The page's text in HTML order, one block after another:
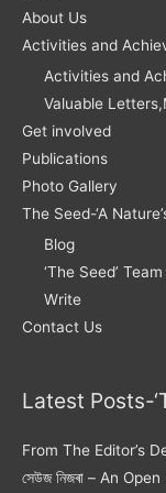
About Us
Activities and
Activities and
Valuable
Get involved
Publications
Photo Gallery
The Seed-‘A
Blog
‘The Seed’ Team
Write
Contact Us
Latest Posts-
From The Editor’s
সেউজ নিজৰা – An